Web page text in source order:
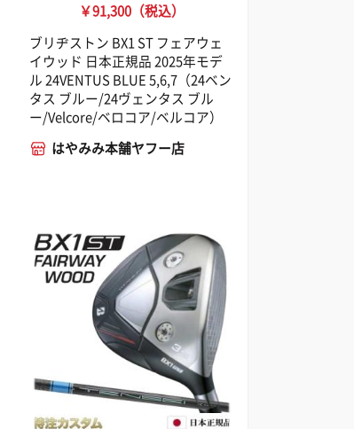
￥91,300（税込）
ブリヂストン BX1 ST フェアウェ
イウッド 日本正規品 2025年モデ
ル 24VENTUS BLUE 5,6,7（24ベン
タス ブルー/24ヴェンタス ブル
ー/Velcore/ベロコア/ベルコア）
はやみみ本舗ヤフー店